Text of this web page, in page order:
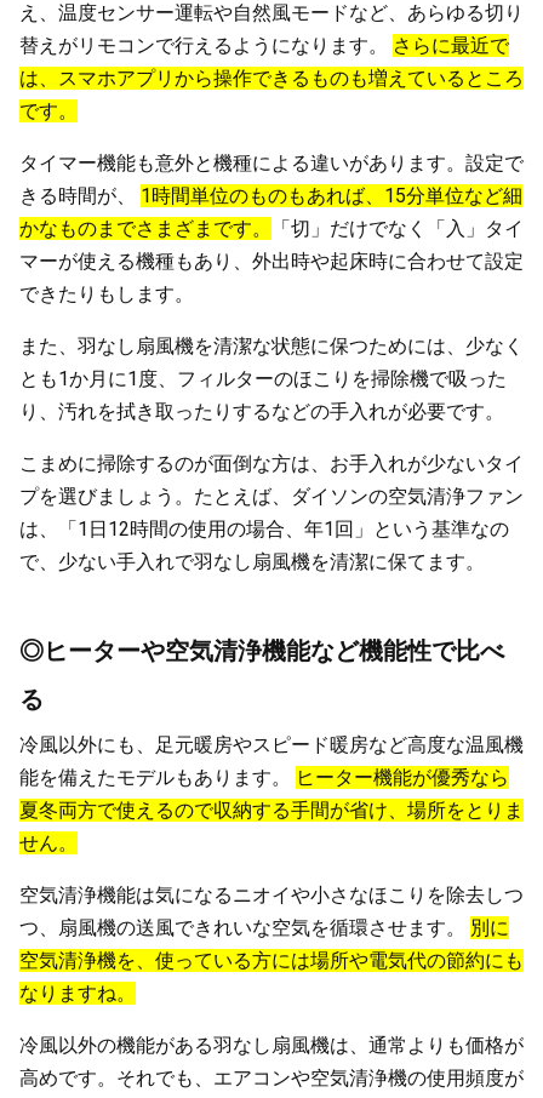
え、温度センサー運転や自然風モードなど、あらゆる切り
替えがリモコンで行えるようになります。
さらに最近で
は、スマホアプリから操作できるものも増えているところ
です。
タイマー機能も意外と機種による違いがあります。設定で
きる時間が、 1時間単位のものもあれば、15分単位など細
かなものまでさまざまです。
「切」だけでなく「入」タイ
マーが使える機種もあり、外出時や起床時に合わせて設定
できたりもします。
また、羽なし扇風機を清潔な状態に保つためには、少なく
とも1か月に1度、フィルターのほこりを掃除機で吸った
り、汚れを拭き取ったりするなどの手入れが必要です。
こまめに掃除するのが面倒な方は、お手入れが少ないタイ
プを選びましょう。たとえば、ダイソンの空気清浄ファン
は、「1日12時間の使用の場合、年1回」という基準なの
で、少ない手入れで羽なし扇風機を清潔に保てます。
◎ヒーターや空気清浄機能など機能性で比べ
る
冷風以外にも、足元暖房やスピード暖房など高度な温風機
能を備えたモデルもあります。
ヒーター機能が優秀なら
夏冬両方で使えるので収納する手間が省け、場所をとりま
せん。
空気清浄機能は気になるニオイや小さなほこりを除去しつ
つ、扇風機の送風できれいな空気を循環させます。
別に
空気清浄機を、使っている方には場所や電気代の節約にも
なりますね。
冷風以外の機能がある羽なし扇風機は、通常よりも価格が
高めです。それでも、エアコンや空気清浄機の使用頻度が